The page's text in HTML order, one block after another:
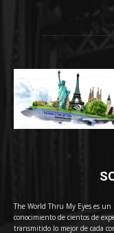
The World Thru My Eyes es un
conocimiento de cientos de
transmitido lo mejor de cada